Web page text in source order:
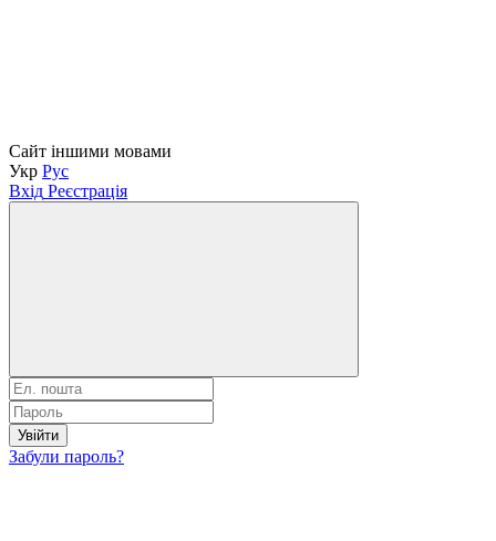
Сайт іншими мовами
Укр Рус
Вхід Реєстрація
Увійти
Забули пароль?